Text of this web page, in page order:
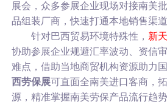
展会，众多参展企业现场对接南美
品组装厂商，快速打通本地销售渠道
针对巴西贸易环境特殊性， 新
协助参展企业规避汇率波动、资信
难点，借助当地商贸机构资源助力
西劳保展可直面全南美进口客商，
源，精准掌握南美劳保产品流行趋